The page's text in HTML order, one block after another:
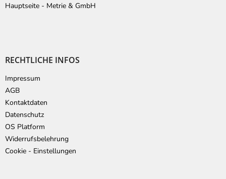
Hauptseite - Metrie & GmbH
RECHTLICHE INFOS
Impressum
AGB
Kontaktdaten
Datenschutz
OS Platform
Widerrufsbelehrung
Cookie - Einstellungen